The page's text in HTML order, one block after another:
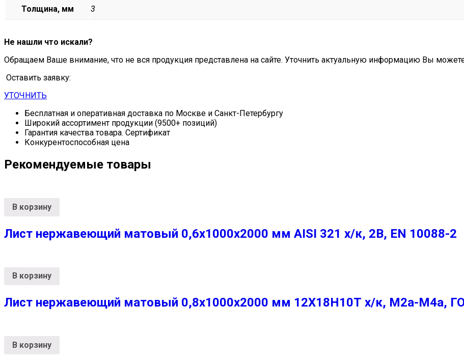
Толщина, мм 3
Не нашли что искали?
Обращаем Ваше внимание, что не вся продукция представлена на сайте. Уточнить актуальную информацию Вы
Оставить заявку:
УТОЧНИТЬ
Бесплатная и оперативная доставка по Москве и Санкт-Петербургу
Широкий ассортимент продукции (9500+ позиций)
Гарантия качества товара. Сертификат
Конкурентоспособная цена
Рекомендуемые товары
В корзину
Лист нержавеющий матовый 0,6х1000х2000 мм AISI 321 х/к, 2B, EN 10088-2
В корзину
Лист нержавеющий матовый 0,8х1000х2000 мм 12Х18Н10Т х/к, М2а-М4а,
В корзину